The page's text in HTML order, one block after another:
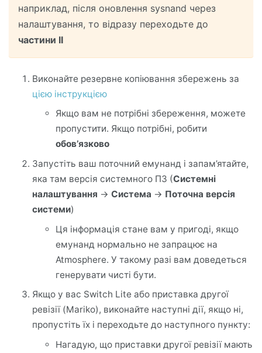
наприклад, після оновлення sysnand через
налаштування, то відразу переходьте до
частини II
Виконайте резервне копіювання збережень за
цією інструкцією
Якщо вам не потрібні збереження, можете
пропустити. Якщо потрібні, робити
обов’язково
Запустіть ваш поточний емунанд і запам’ятайте,
яка там версія системного ПЗ (Системні
налаштування ->Система -> Поточна версія
системи)
Ця інформація стане вам у пригоді, якщо
емунанд нормально не запрацює на
Atmosphere. У такому разі вам доведеться
генерувати чисті бути.
Якщо у вас Switch Lite або приставка другої
ревізії (Mariko), виконайте наступні дії, якщо ні,
пропустіть їх і переходьте до наступного пункту:
Нагадую, що приставки другої ревізії мають